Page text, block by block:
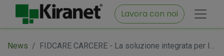
Lavora con noi
News FIDCARE CARCERE - La soluzione integrata per la gestione della salute dei detenuti